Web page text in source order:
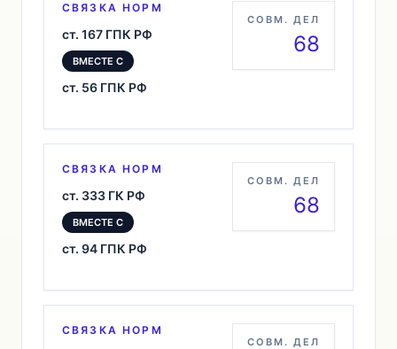
СВЯЗКА НОРМ
ст. 167 ГПК РФ
ВМЕСТЕ С
ст. 56 ГПК РФ
СОВМ. ДЕЛ
68
СВЯЗКА НОРМ
ст. 333 ГК РФ
ВМЕСТЕ С
ст. 94 ГПК РФ
СОВМ. ДЕЛ
68
СВЯЗКА НОРМ
СОВМ. ДЕЛ